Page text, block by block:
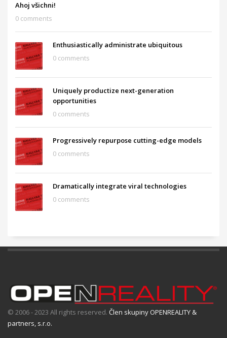
Ahoj všichni!
0 comments
Enthusiastically administrate ubiquitous
0 comments
Uniquely productize next-generation
opportunities
0 comments
Progressively repurpose cutting-edge models
0 comments
Dramatically integrate viral technologies
0 comments
© 2006 - 2023 All rights reserved. Člen skupiny OPENREALITY &
partners, s.r.o.